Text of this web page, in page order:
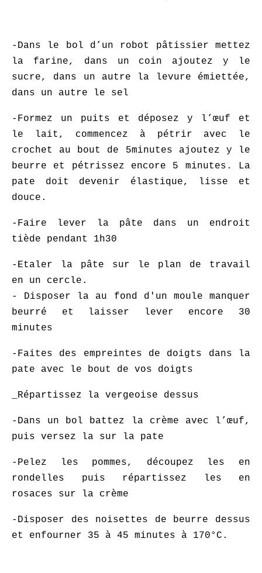
-Dans le bol d’un robot pâtissier mettez
la farine, dans un coin ajoutez y le
sucre, dans un autre la levure émiettée,
dans un autre le sel
-Formez un puits et déposez y l’œuf et
le lait, commencez à pétrir avec le
crochet au bout de 5minutes ajoutez y le
beurre et pétrissez encore 5 minutes. La
pate doit devenir élastique, lisse et
douce.
-Faire lever la pâte dans un endroit
tiède pendant 1h30
-Etaler la pâte sur le plan de travail
en un cercle.
- Disposer la au fond d'un moule manquer
beurré et laisser lever encore 30
minutes
-Faites des empreintes de doigts dans la
pate avec le bout de vos doigts
_Répartissez la vergeoise dessus
-Dans un bol battez la crème avec l’œuf,
puis versez la sur la pate
-Pelez les pommes, découpez les en
rondelles puis répartissez les en
rosaces sur la crème
-Disposer des noisettes de beurre dessus
et enfourner 35 à 45 minutes à 170°C.